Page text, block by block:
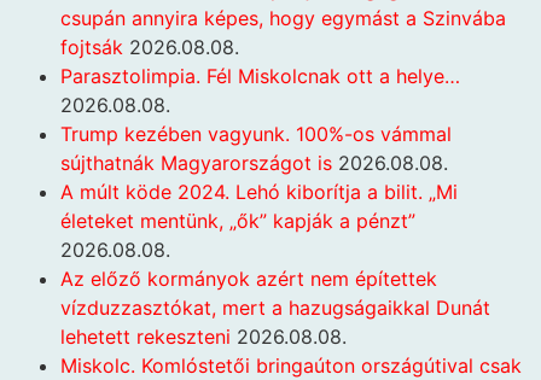
csupán annyira képes, hogy egymást a Szinvába
fojtsák 2026.08.08.
Parasztolimpia. Fél Miskolcnak ott a helye…
2026.08.08.
Trump kezében vagyunk. 100%-os vámmal
sújthatnák Magyarországot is 2026.08.08.
A múlt köde 2024. Lehó kiborítja a bilit. „Mi
életeket mentünk, „ők” kapják a pénzt”
2026.08.08.
Az előző kormányok azért nem építettek
vízduzzasztókat, mert a hazugságaikkal Dunát
lehetett rekeszteni 2026.08.08.
Miskolc. Komlóstetői bringaúton országútival csak